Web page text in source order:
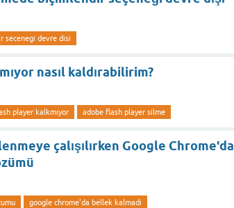
secenegi devre disi
nasıl kaldırabilirim?
player kalkmıyor adobe flash player silme
çalışılırken Google Chrome'da
google chrome'da bellek kalmadi